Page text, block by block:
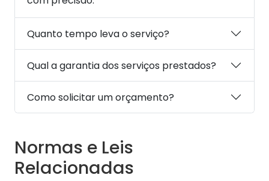
Quanto tempo leva o serviço?
Qual a garantia dos serviços prestados?
Como solicitar um orçamento?
Normas e Leis
Relacionadas